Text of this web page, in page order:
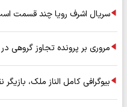
سریال اشرف رویا چند قسمت
مروری بر پرونده تجاوز گروهی
بیوگرافی کامل الناز ملک،